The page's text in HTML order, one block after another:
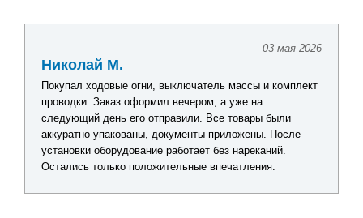
03 мая 2026
Николай М.
Покупал ходовые огни, выключатель массы и комплект
проводки. Заказ оформил вечером, а уже на
следующий день его отправили. Все товары были
аккуратно упакованы, документы приложены. После
установки оборудование работает без нареканий.
Остались только положительные впечатления.